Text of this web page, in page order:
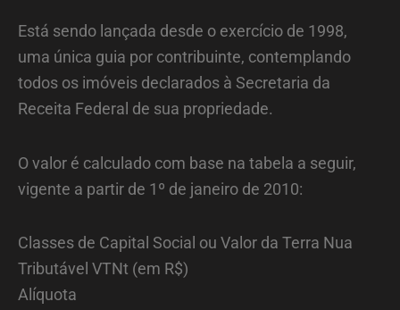
Está sendo lançada desde o exercício de 1998,
uma única guia por contribuinte, contemplando
todos os imóveis declarados à Secretaria da
Receita Federal de sua propriedade.
O valor é calculado com base na tabela a seguir,
vigente a partir de 1º de janeiro de 2010:
Classes de Capital Social ou Valor da Terra Nua
Tributável VTNt (em R$)
Alíquota